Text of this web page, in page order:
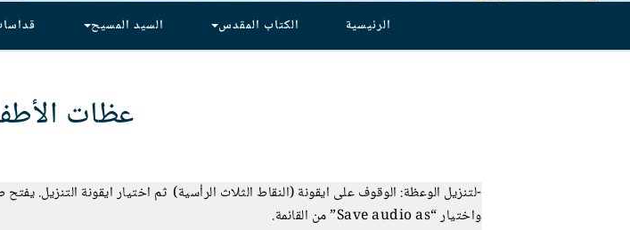
الرئيسية الكتاب المقدس السيد المسيح
عظات
-لتنزيل الوعظة: الوقوف على ايقونة (النقاط الثلاث الرأسية) ثم اختيار ايقونة
واختيار “Save audio as” من القائمة.